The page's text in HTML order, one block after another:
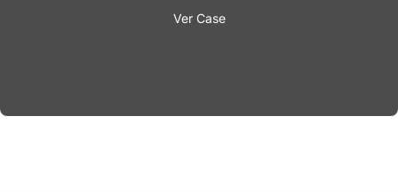
Ver Case